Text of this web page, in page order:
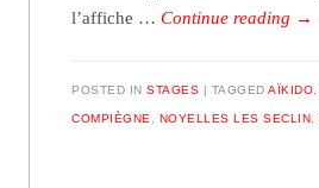
l’affiche …Continue reading →
POSTED INSTAGES TAGGEDAÏKIDO
COMPIÈGNE NOYELLES LES SECLIN ,